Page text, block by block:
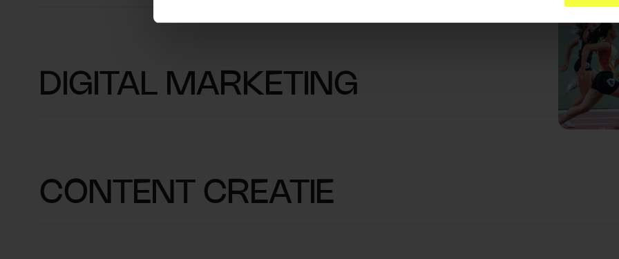
DIGITAL MARKETING
CONTENT CREATIE